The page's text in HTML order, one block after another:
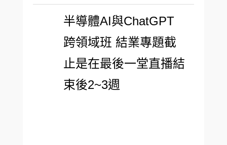
半導體AI與ChatGPT
跨領域班 結業專題截
止是在最後一堂直播結
束後2~3週